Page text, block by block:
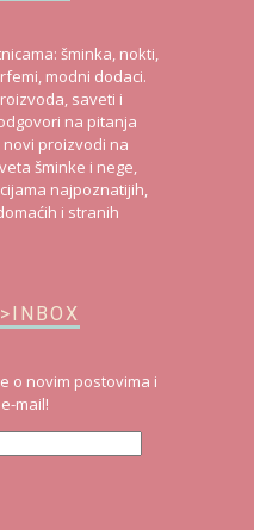
šminka, nokti,
modni dodaci.
saveti i
na pitanja
proizvodi na
šminke i nege,
najpoznatijih,
i stranih
o novim postovima i
mail!